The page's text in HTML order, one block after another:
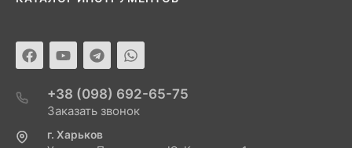
+38 (098) 692-65-75
Заказать звонок
г. Харьков